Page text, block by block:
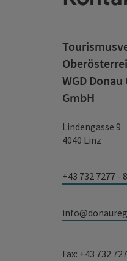
WGD
GmbH
Lindengasse 9
4040 Linz
+43 732 7277 -
Fax: +43 732